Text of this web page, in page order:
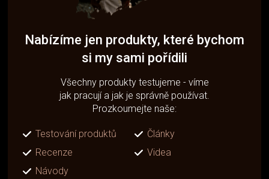
Nabízíme jen produkty, které bychom
si my sami pořídili
Všechny produkty testujeme - víme
jak pracují a jak je správně používat.
Prozkoumejte naše:
Testování produktů
Články
Recenze
Videa
Návody